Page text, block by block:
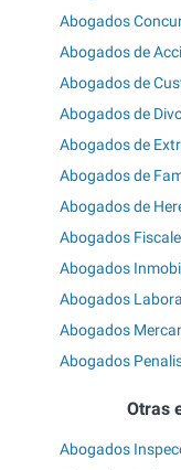
Abogados
Abogados de
Abogados de
Abogados de
Abogados de
Abogados de
Abogados de
Abogados
Abogados
Abogados
Abogados
Abogados
Otras
Abogados